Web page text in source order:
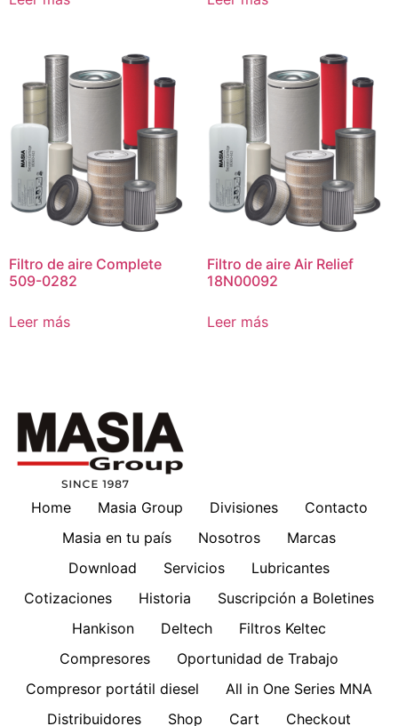
Filtro de aire Complete
509-0282
Leer más
Filtro de aire Air Relief
18N00092
Leer más
Home Masia Group Divisiones
Contacto
Masia en tu país
Nosotros
Marcas
Download
Servicios
Lubricantes
Cotizaciones
Historia
Suscripción a Boletines
Hankison
Deltech
Filtros Keltec
Compresores
Oportunidad de Trabajo
Compresor portátil diesel
All in One Series MNA
Distribuidores
Shop Cart Checkout